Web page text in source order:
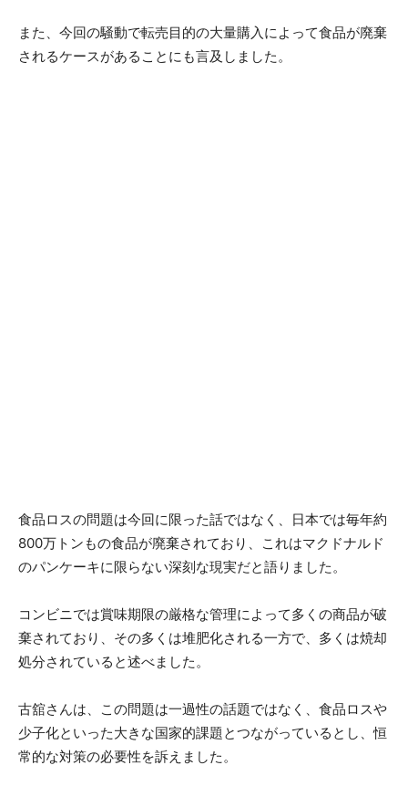
また、今回の騒動で転売目的の大量購入によって食品が廃棄
されるケースがあることにも言及しました。
食品ロスの問題は今回に限った話ではなく、日本では毎年約
800万トンもの食品が廃棄されており、これはマクドナルド
のパンケーキに限らない深刻な現実だと語りました。
コンビニでは賞味期限の厳格な管理によって多くの商品が破
棄されており、その多くは堆肥化される一方で、多くは焼却
処分されていると述べました。
古舘さんは、この問題は一過性の話題ではなく、食品ロスや
少子化といった大きな国家的課題とつながっているとし、恒
常的な対策の必要性を訴えました。